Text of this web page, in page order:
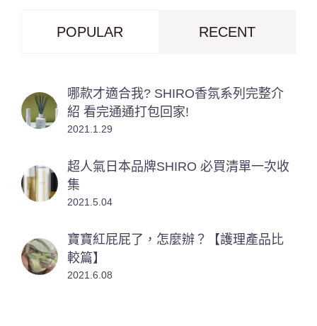
POPULAR RECENT
哪款才適合我? SHIRO香氛系列完整介
紹 看完通通打包回家!
2021.1.29
超人氣日本品牌SHIRO 必買清單一次收
集
2021.5.04
寶寶紅屁屁了，怎麼辦？【護理產品比
較篇】
2021.6.08